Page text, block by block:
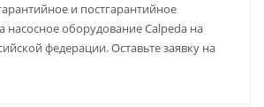
и постгарантийное
насосное оборудование Calpeda на
федерации. Оставьте заявку на